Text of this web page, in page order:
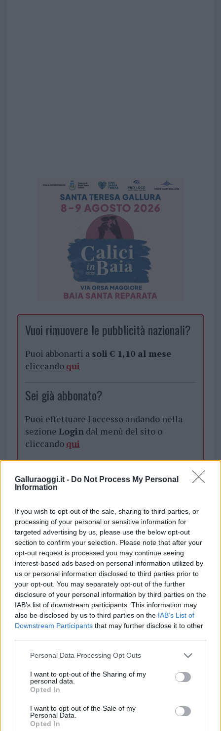
Galluraoggi.it - Do Not Process My Personal
Information
If you wish to opt-out of the sale, sharing to third parties, or
processing of your personal or sensitive information for
targeted advertising by us, please use the below opt-out
section to confirm your selection. Please note that after your
opt-out request is processed you may continue seeing
interest-based ads based on personal information utilized by
us or personal information disclosed to third parties prior to
your opt-out. You may separately opt-out of the further
disclosure of your personal information by third parties on the
IAB’s list of downstream participants. This information may
also be disclosed by us to third parties on the IAB’s List of
Downstream Participants that may further disclose it to other
Please note that this website/app uses one or more Google
not limited to your visit or usage behaviour. You may click to
grant or deny consent to Google and its third-party tags to
use your data for below specified purposes in below Google
consent section.
Personal Data Processing Opt Outs
I want to opt-out of the Sharing of my
personal data.
Opted In
I want to opt-out of the Sale of my
Personal Data.
Opted In
Vuoi rimuovere le pubblicità nazionali?
Puoi abbonarti a soli € 1,10 al mese
cliccando qui
Sei già abbonato?
Puoi effettuare l'accesso andando nella
sezione Logindal menù del sito o
cliccando qui
TEMI: Duville Olbia San Simplicio Olbia
i tuoi video e le tue foto
Su WhatsApp al numero +39
345 356 7512
Notizie in tempo reale?
Entra nel canale telegram di
GalluraOggi.it
Ricevi le nostre ultime news